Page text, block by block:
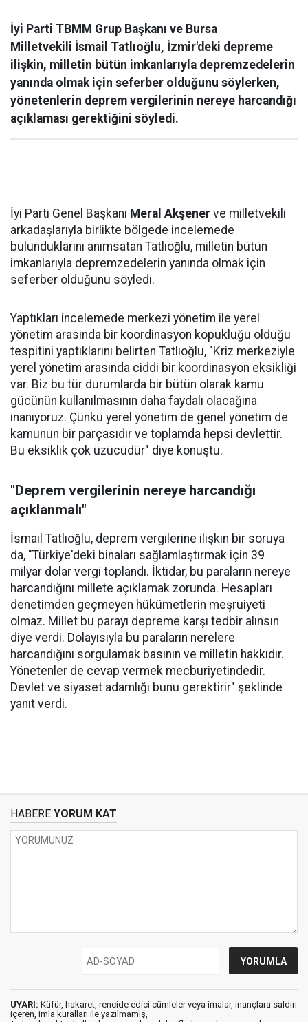
İyi Parti TBMM Grup Başkanı ve Bursa
Milletvekili İsmail Tatlıoğlu, İzmir'deki depreme
ilişkin, milletin bütün imkanlarıyla depremzedelerin
yanında olmak için seferber olduğunu söylerken,
yönetenlerin deprem vergilerinin nereye harcandığı
açıklaması gerektiğini söyledi.
İyi Parti Genel Başkanı Meral Akşener ve milletvekili
arkadaşlarıyla birlikte bölgede incelemede
bulunduklarını anımsatan Tatlıoğlu, milletin bütün
imkanlarıyla depremzedelerin yanında olmak için
seferber olduğunu söyledi.
Yaptıkları incelemede merkezi yönetim ile yerel
yönetim arasında bir koordinasyon kopukluğu olduğu
tespitini yaptıklarını belirten Tatlıoğlu, "Kriz merkeziyle
yerel yönetim arasında ciddi bir koordinasyon eksikliği
var. Biz bu tür durumlarda bir bütün olarak kamu
gücünün kullanılmasının daha faydalı olacağına
inanıyoruz. Çünkü yerel yönetim de genel yönetim de
kamunun bir parçasıdır ve toplamda hepsi devlettir.
Bu eksiklik çok üzücüdür" diye konuştu.
"Deprem vergilerinin nereye harcandığı
açıklanmalı"
İsmail Tatlıoğlu, deprem vergilerine ilişkin bir soruya
da, "Türkiye'deki binaları sağlamlaştırmak için 39
milyar dolar vergi toplandı. İktidar, bu paraların nereye
harcandığını millete açıklamak zorunda. Hesapları
denetimden geçmeyen hükümetlerin meşruiyeti
olmaz. Millet bu parayı depreme karşı tedbir alınsın
diye verdi. Dolayısıyla bu paraların nerelere
harcandığını sorgulamak basının ve milletin hakkıdır.
Yönetenler de cevap vermek mecburiyetindedir.
Devlet ve siyaset adamlığı bunu gerektirir" şeklinde
yanıt verdi.
HABERE YORUM KAT
UYARI: Küfür, hakaret, rencide edici cümleler veya imalar, inançlara saldırı
içeren, imla kuralları ile yazılmamış,